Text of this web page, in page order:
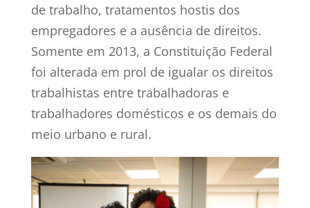
de trabalho, tratamentos hostis dos
empregadores e a ausência de direitos.
Somente em 2013, a Constituição Federal
foi alterada em prol de igualar os direitos
trabalhistas entre trabalhadoras e
trabalhadores domésticos e os demais do
meio urbano e rural.